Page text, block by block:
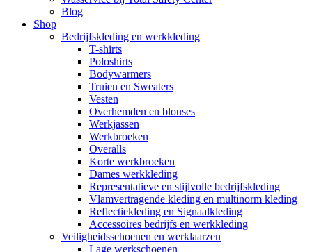
Blog
Shop
Bedrijfskleding en werkkleding
T-shirts
Poloshirts
Bodywarmers
Truien en Sweaters
Vesten
Overhemden en blouses
Werkjassen
Werkbroeken
Overalls
Korte werkbroeken
Dames werkkleding
Representatieve en stijlvolle bedrijfskleding
Vlamvertragende kleding en multinorm kleding
Reflectiekleding en Signaalkleding
Accessoires bedrijfs en werkkleding
Veiligheidsschoenen en werklaarzen
Lage werkschoenen